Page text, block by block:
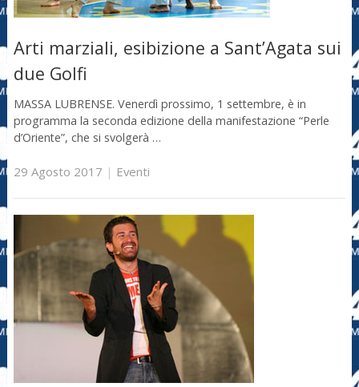
Arti marziali, esibizione a Sant’Agata sui
due Golfi
MASSA LUBRENSE. Venerdì prossimo, 1 settembre, è in
programma la seconda edizione della manifestazione “Perle
d’Oriente”, che si svolgerà …
29 Agosto 2017 | Eventi